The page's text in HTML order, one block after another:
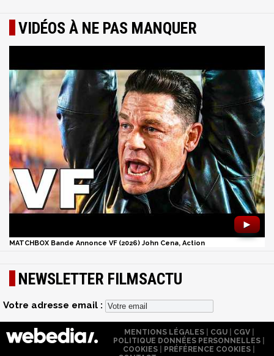
VIDÉOS À NE PAS MANQUER
►
MATCHBOX Bande Annonce VF (2026) John Cena, Action
NEWSLETTER FILMSACTU
Votre adresse email :
MENTIONS LÉGALES| CGU| CGV|
POLITIQUE DONNÉES PERSONNELLES
COOKIES
PRÉFÉRENCE COOKIES